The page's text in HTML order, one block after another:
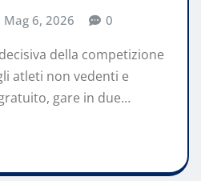
Mag 6, 2026 0
della competizione
atleti non vedenti e
gare in due…